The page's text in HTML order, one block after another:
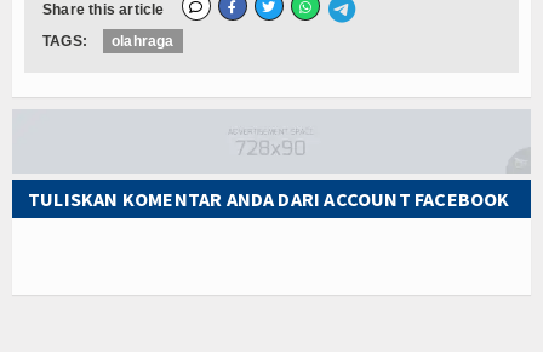
Share this article
TAGS:
olahraga
TULISKAN KOMENTAR ANDA DARI ACCOUNT FACEBOOK